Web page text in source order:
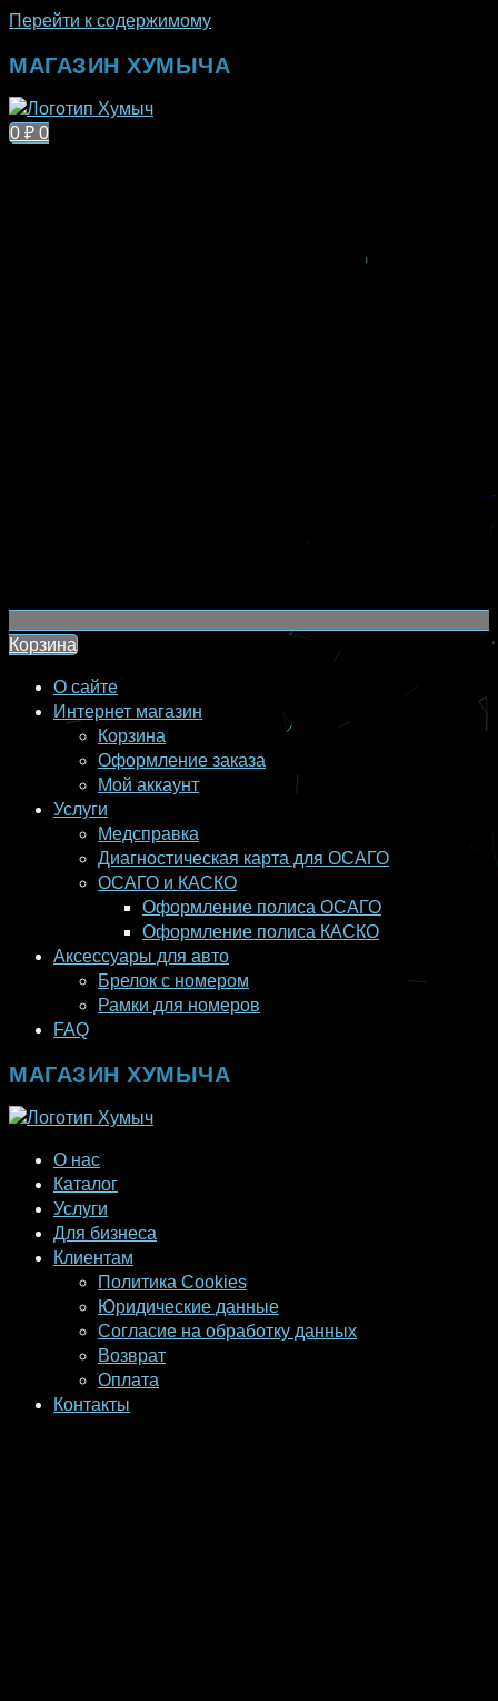
Перейти к содержимому
МАГАЗИН ХУМЫЧА
0 ₽ 0
Корзина
О сайте
Интернет магазин
Корзина
Оформление заказа
Мой аккаунт
Услуги
Медсправка
Диагностическая карта для ОСАГО
ОСАГО и КАСКО
Оформление полиса ОСАГО
Оформление полиса КАСКО
Аксессуары для авто
Брелок с номером
Рамки для номеров
FAQ
МАГАЗИН ХУМЫЧА
О нас
Каталог
Услуги
Для бизнеса
Клиентам
Политика Cookies
Юридические данные
Согласие на обработку данных
Возврат
Оплата
Контакты